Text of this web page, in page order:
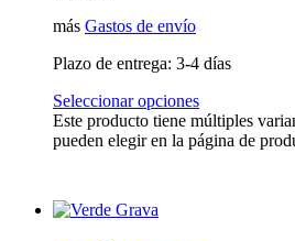
más Gastos de envío
Plazo de entrega: 3-4 días
Seleccionar opciones
Este producto tiene múltiples
pueden elegir en la página de